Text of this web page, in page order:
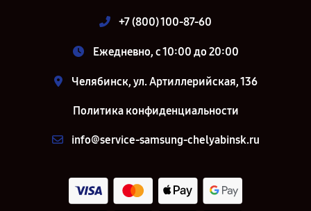
+7 (800) 100-87-60
Ежедневно, с 10:00 до 20:00
Челябинск, ул. Артиллерийская, 136
Политика конфиденциальности
info@service-samsung-chelyabinsk.ru